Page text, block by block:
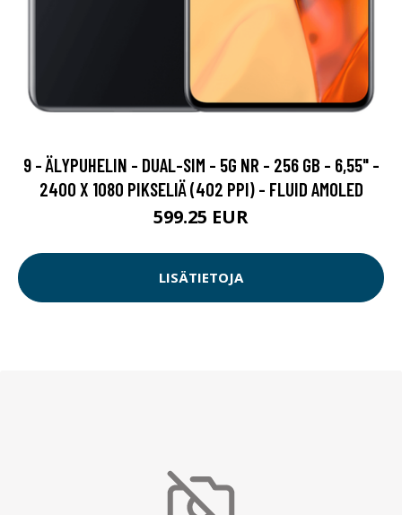
9 - ÄLYPUHELIN - DUAL-SIM - 5G NR - 256 GB - 6,55" -
2400 X 1080 PIKSELIÄ (402 PPI) - FLUID AMOLED
599.25 EUR
LISÄTIETOJA